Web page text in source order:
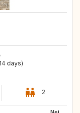
days)
2